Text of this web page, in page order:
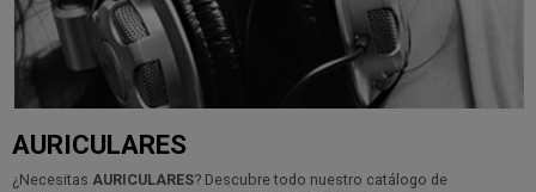
AURICULARES
¿Necesitas AURICULARES? Descubre todo nuestro catálogo de